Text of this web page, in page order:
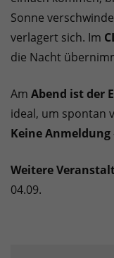
Sonne
verlagert sich. Im
die Nacht
Am Abend ist der
ideal, um spontan
Keine Anmeldung
Weitere
04.09.